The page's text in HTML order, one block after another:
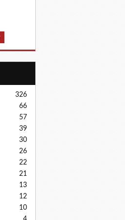
326
66
57
39
30
26
22
21
13
12
10